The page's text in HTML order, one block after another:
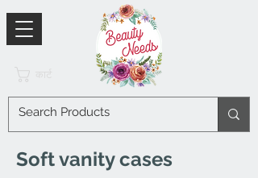
Soft vanity cases